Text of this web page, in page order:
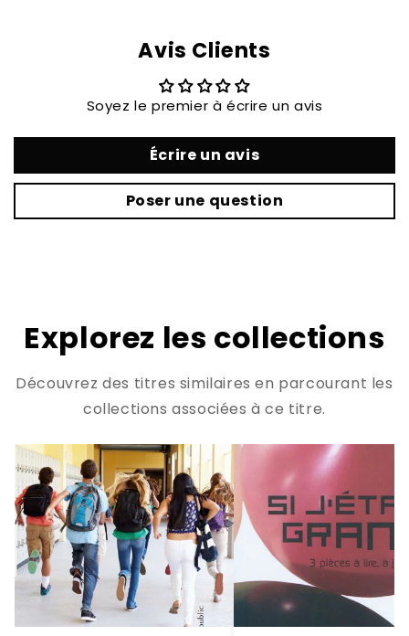
Avis Clients
Soyez le premier à écrire un avis
Écrire un avis
Poser une question
Explorez les collections
Découvrez des titres similaires en parcourant les
collections associées à ce titre.